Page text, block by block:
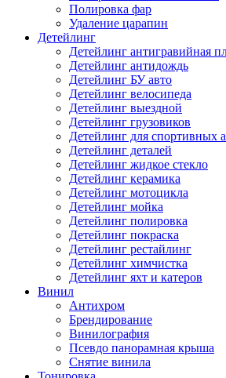
Полировка фар
Удаление царапин
Детейлинг
Детейлинг антигравийная
Детейлинг антидождь
Детейлинг БУ авто
Детейлинг велосипеда
Детейлинг выездной
Детейлинг грузовиков
Детейлинг для спортивных
Детейлинг деталей
Детейлинг жидкое стекло
Детейлинг керамика
Детейлинг мотоцикла
Детейлинг мойка
Детейлинг полировка
Детейлинг покраска
Детейлинг рестайлинг
Детейлинг химчистка
Детейлинг яхт и катеров
Винил
Антихром
Брендирование
Винилография
Псевдо панорамная крыша
Снятие винила